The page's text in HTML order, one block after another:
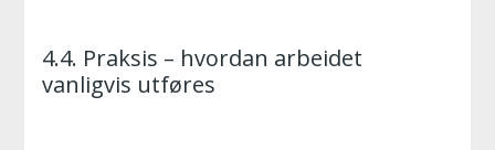
4.4. Praksis – hvordan arbeidet
vanligvis utføres